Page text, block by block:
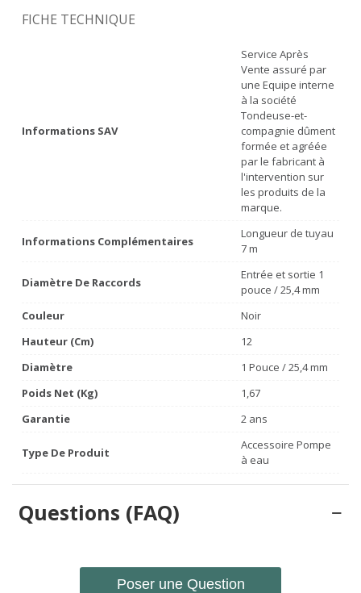
FICHE TECHNIQUE
Informations SAV
Service Après
Vente assuré par
une Equipe interne
à la société
Tondeuse-et-
compagnie dûment
formée et agréée
par le fabricant à
l'intervention sur
les produits de la
marque.
Informations Complémentaires
Longueur de tuyau
7 m
Diamètre De Raccords
Entrée et sortie 1
pouce / 25,4 mm
Couleur
Noir
Hauteur (cm)
12
Diamètre
1 Pouce / 25,4 mm
Poids Net (Kg)
1,67
Garantie
2 ans
Type De Produit
Accessoire Pompe
à eau
Questions (FAQ)
Poser une Question